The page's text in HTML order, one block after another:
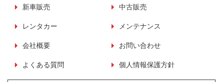
新車販売 中古販売
レンタカー メンテナンス
会社概要 お問い合わせ
よくある質問 個人情報保護方針